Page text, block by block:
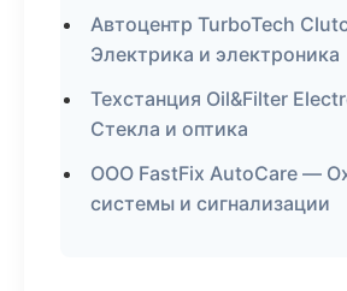
Автоцентр TurboTech
Электрика и электроника
Техстанция Oil&Filter
Стекла и оптика
ООО FastFix AutoCare —
системы и сигнализации